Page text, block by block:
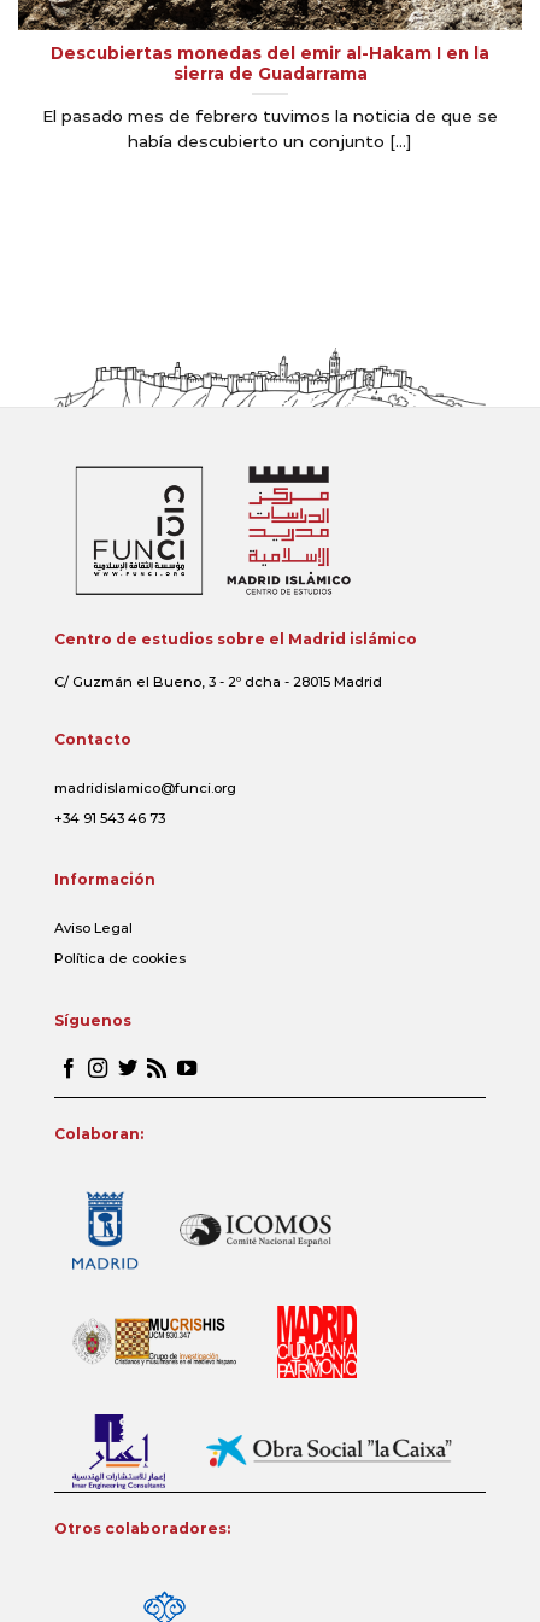
Descubiertas monedas del emir al-Hakam I en la
sierra de Guadarrama
El pasado mes de febrero tuvimos la noticia de que se
había descubierto un conjunto [...]
Centro de estudios sobre el Madrid islámico
C/ Guzmán el Bueno, 3 - 2º dcha - 28015 Madrid
Contacto
madridislamico@funci.org
+34 91 543 46 73
Información
Aviso Legal
Política de cookies
Síguenos
Colaboran:
Otros colaboradores: